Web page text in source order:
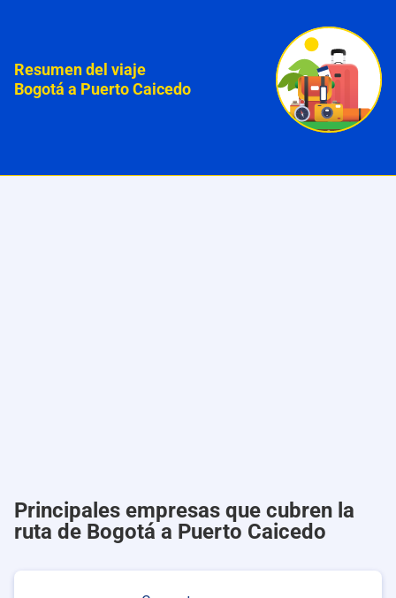
Resumen del viaje
Bogotá a Puerto Caicedo
Principales empresas que cubren la
ruta de Bogotá a Puerto Caicedo